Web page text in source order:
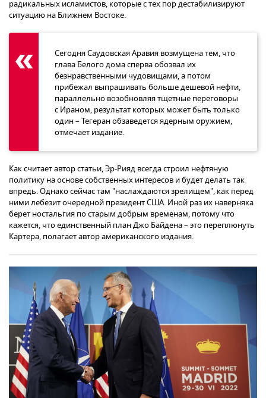
радикальных исламистов, которые с тех пор дестабилизируют
ситуацию на Ближнем Востоке.
Сегодня Саудовская Аравия возмущена тем, что
глава Белого дома сперва обозвал их
безнравственными чудовищами, а потом
прибежал выпрашивать больше дешевой нефти,
параллельно возобновляя тщетные переговоры
с Ираном, результат которых может быть только
один – Тегеран обзаведется ядерным оружием,
отмечает издание.
Как считает автор статьи, Эр-Рияд всегда строил нефтяную
политику на основе собственных интересов и будет делать так
впредь. Однако сейчас там "наслаждаются зрелищем", как перед
ними лебезит очередной президент США. Иной раз их наверняка
берет ностальгия по старым добрым временам, потому что
кажется, что единственный план Джо Байдена – это переплюнуть
Картера, полагает автор американского издания.